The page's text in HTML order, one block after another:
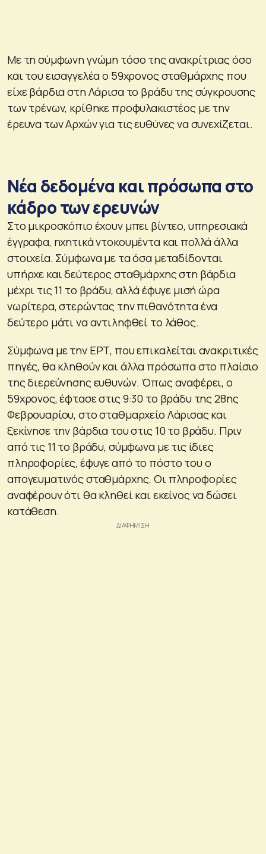
Με τη σύμφωνη γνώμη τόσο της ανακρίτριας όσο
και του εισαγγελέα ο 59χρονος σταθμάρχης που
είχε βάρδια στη Λάρισα το βράδυ της σύγκρουσης
των τρένων, κρίθηκε προφυλακιστέος με την
έρευνα των Αρχών για τις ευθύνες να συνεχίζεται.
Νέα δεδομένα και πρόσωπα στο
κάδρο των ερευνών
Στο μικροσκόπιο έχουν μπει βίντεο, υπηρεσιακά
έγγραφα, ηχητικά ντοκουμέντα και πολλά άλλα
στοιχεία. Σύμφωνα με τα όσα μεταδίδονται
υπήρχε και δεύτερος σταθμάρχης στη βάρδια
μέχρι τις 11 το βράδυ, αλλά έφυγε μισή ώρα
νωρίτερα, στερώντας την πιθανότητα ένα
δεύτερο μάτι να αντιληφθεί το λάθος.
Σύμφωνα με την ΕΡΤ, που επικαλείται ανακριτικές
πηγές, θα κληθούν και άλλα πρόσωπα στο πλαίσιο
της διερεύνησης ευθυνών. Όπως αναφέρει, ο
59χρονος, έφτασε στις 9:30 το βράδυ της 28ης
Φεβρουαρίου, στο σταθμαρχείο Λάρισας και
ξεκίνησε την βάρδια του στις 10 το βράδυ. Πριν
από τις 11 το βράδυ, σύμφωνα με τις ίδιες
πληροφορίες, έφυγε από το πόστο του ο
απογευματινός σταθμάρχης. Οι πληροφορίες
αναφέρουν ότι θα κληθεί και εκείνος να δώσει
κατάθεση.